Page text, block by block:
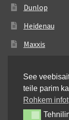
Dunlop
Heidenau
Maxxis
Michelin
Mitas
Pirelli
See
teile parim
Rohkem infot
Tehniline